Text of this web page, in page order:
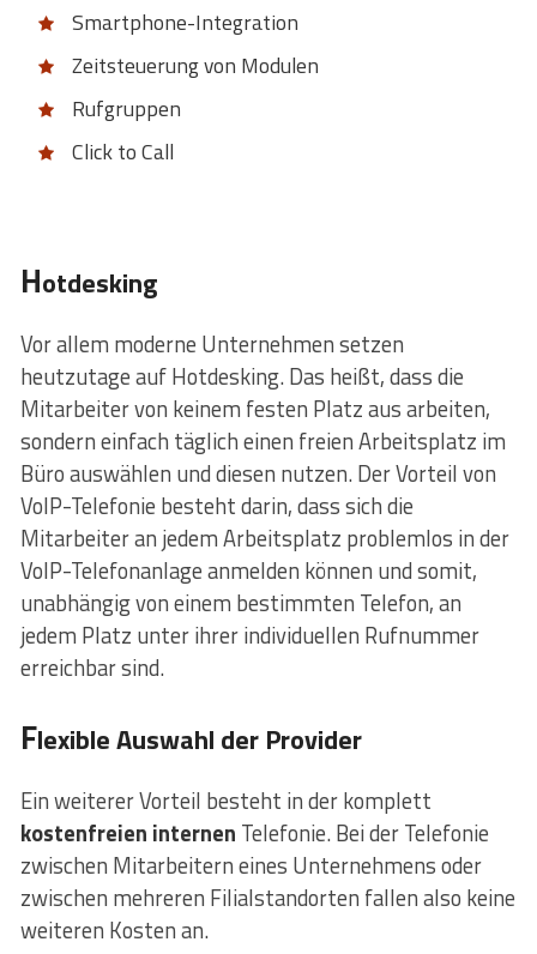
Smartphone-Integration
Zeitsteuerung von Modulen
Rufgruppen
Click to Call
Hotdesking
Vor allem moderne Unternehmen setzen
heutzutage auf Hotdesking. Das heißt, dass die
Mitarbeiter von keinem festen Platz aus arbeiten,
sondern einfach täglich einen freien Arbeitsplatz im
Büro auswählen und diesen nutzen. Der Vorteil von
VoIP-Telefonie besteht darin, dass sich die
Mitarbeiter an jedem Arbeitsplatz problemlos in der
VoIP-Telefonanlage anmelden können und somit,
unabhängig von einem bestimmten Telefon, an
jedem Platz unter ihrer individuellen Rufnummer
erreichbar sind.
Flexible Auswahl der Provider
Ein weiterer Vorteil besteht in der komplett
kostenfreien internen Telefonie. Bei der Telefonie
zwischen Mitarbeitern eines Unternehmens oder
zwischen mehreren Filialstandorten fallen also keine
weiteren Kosten an.